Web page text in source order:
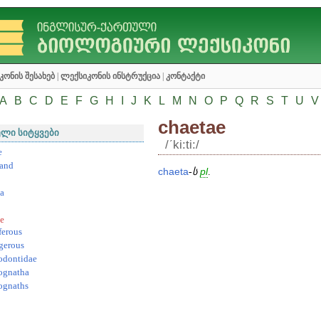
შესახებ ლექსიკონის ინსტრუქცია კონტაქტი
A B C D E F G H J K L M N O P Q R S T U V
სიტყვები
chaetae
/ʹki:ti:/
chaeta-ს pl.